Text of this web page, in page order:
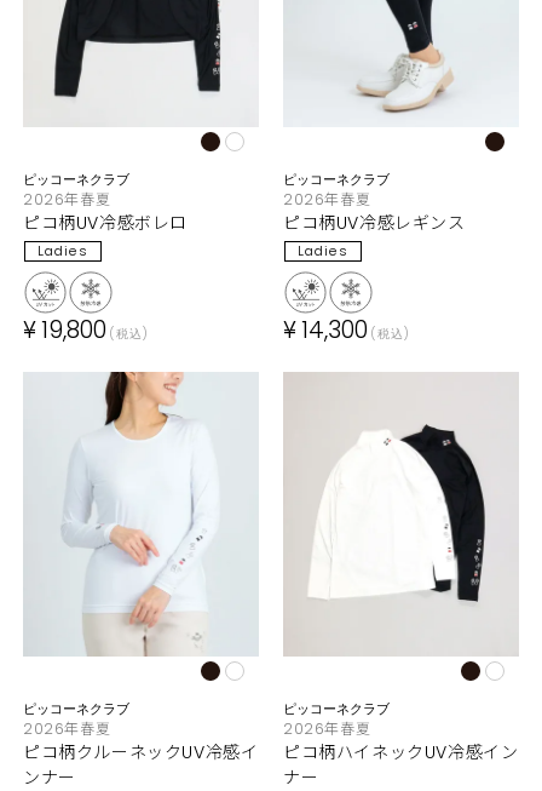
ピッコーネクラブ
2026年春夏
ピコ柄UV冷感ボレロ
Ladies
¥19,800 税込
ピッコーネクラブ
2026年春夏
ピコ柄UV冷感レギンス
Ladies
¥14,300 税込
ピッコーネクラブ
2026年春夏
ピコ柄クルーネックUV冷感イ
ンナー
ピッコーネクラブ
2026年春夏
ピコ柄ハイネックUV冷感イン
ナー